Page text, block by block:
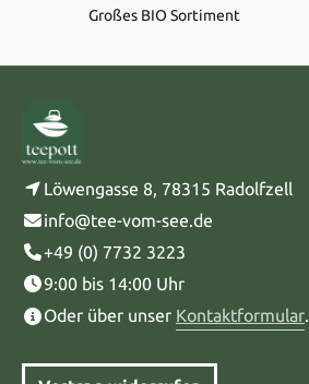
Großes BIO Sortiment
Löwengasse 8, 78315 Radolfzell
info@tee-vom-see.de
+49 (0) 7732 3223
9:00 bis 14:00 Uhr
Oder über unser Kontaktformular.